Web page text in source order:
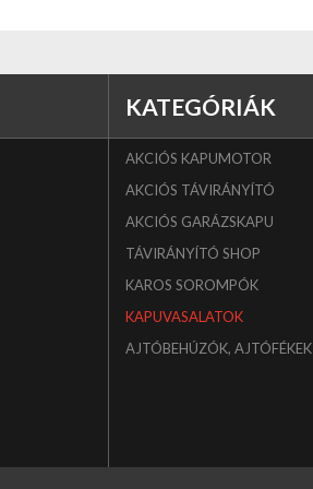
KATEGÓRIÁK
AKCIÓS KAPUMOTOR
AKCIÓS TÁVIRÁNYÍTÓ
AKCIÓS GARÁZSKAPU
TÁVIRÁNYÍTÓ SHOP
KAROS SOROMPÓK
KAPUVASALATOK
AJTÓBEHÚZÓK, AJTÓFÉKEK